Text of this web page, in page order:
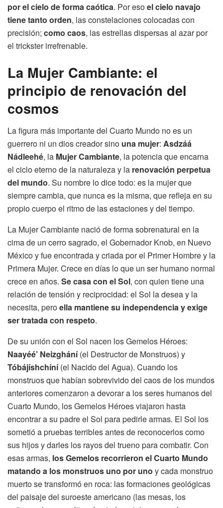
por el cielo de forma caótica. Por esoel cielo navajo
tiene tanto orden, las constelaciones colocadas con
precisión; como caos, las estrellas dispersas al azar por
el trickster irrefrenable.
La Mujer Cambiante: el
principio de renovación del
cosmos
La figura más importante del Cuarto Mundo no es un
guerrero ni un dios creador sino una mujer: Asdzáá
Nádleehé, la Mujer Cambiante, la potencia que encarna
el ciclo eterno de la naturaleza y la renovación perpetua
del mundo. Su nombre lo dice todo: es la mujer que
siempre cambia, que nunca es la misma, que refleja en su
propio cuerpo el ritmo de las estaciones y del tiempo.
La Mujer Cambiante nació de forma sobrenatural en la
cima de un cerro sagrado, el Gobernador Knob, en Nuevo
México y fue encontrada y criada por el Primer Hombre y la
Primera Mujer. Crece en días lo que un ser humano normal
crece en años. Se casa con el Sol, con quien tiene una
relación de tensión y reciprocidad: el Sol la desea y la
necesita, peroella mantiene su independencia y exige
ser tratada con respeto.
De su unión con el Sol nacen los Gemelos Héroes:
Naayéé’ Neizghání(el Destructor de Monstruos) y
Tóbájíshchíní(el Nacido del Agua). Cuando los
monstruos que habían sobrevivido del caos de los mundos
anteriores comenzaron a devorar a los seres humanos del
Cuarto Mundo, los Gemelos Héroes viajaron hasta
encontrar a su padre el Sol para pedirle armas. El Sol los
sometió a pruebas terribles antes de reconocerlos como
sus hijos y darles los rayos del trueno para combatir. Con
esas armas, los Gemelos recorrieron el Cuarto Mundo
matando a los monstruos uno por uno y cada monstruo
muerto se transformó en roca: las formaciones geológicas
del paisaje del suroeste americano (las mesas, los